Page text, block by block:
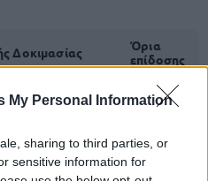
My Personal Information
sharing to third parties, or
sensitive information for
Δοκιμασίας
Όρια
επίδοσης
17’’
1 μ.